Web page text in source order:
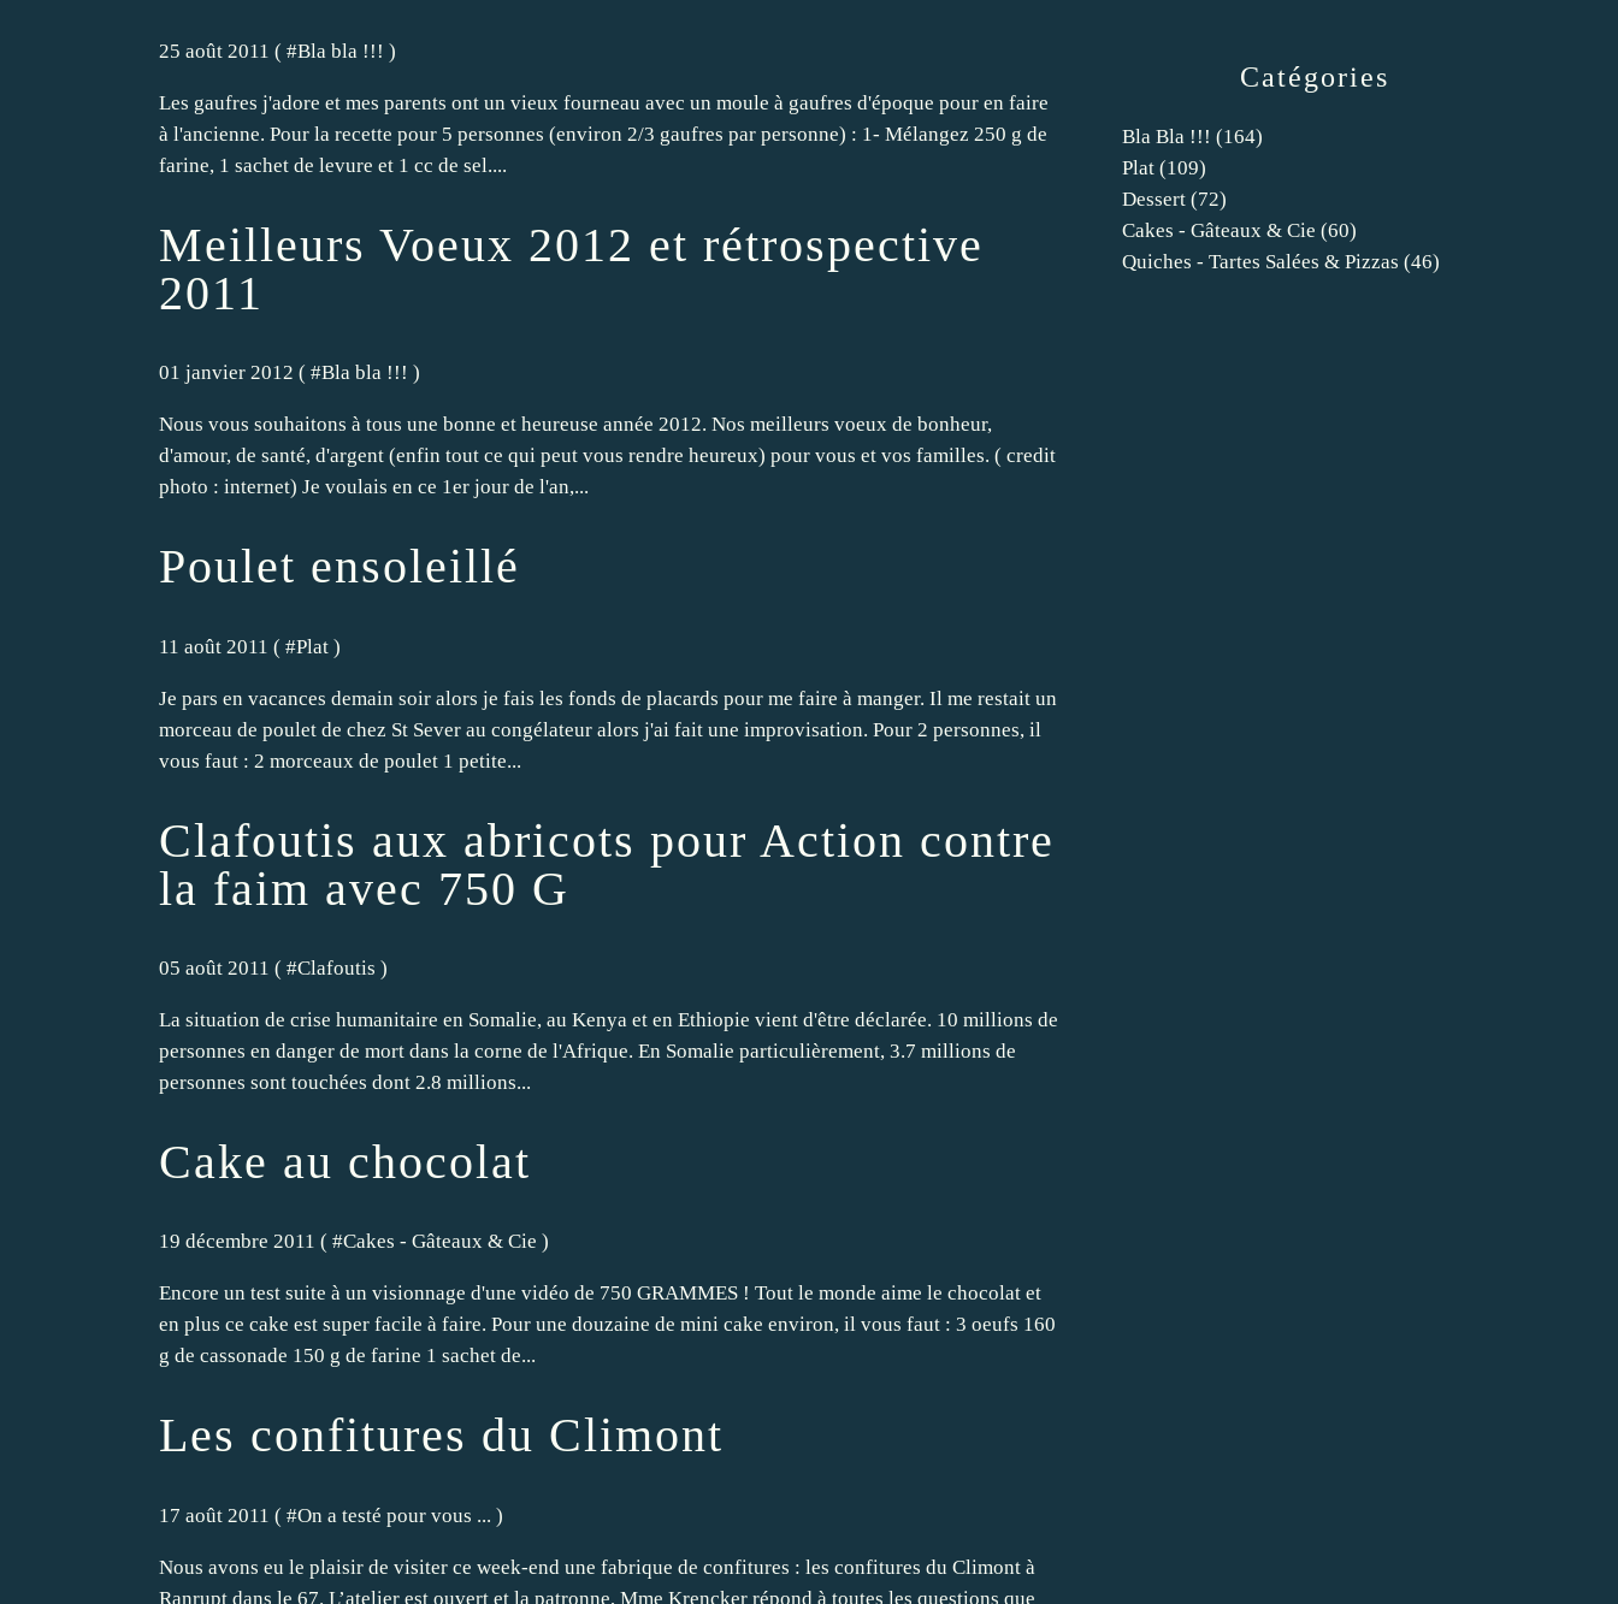
25 août 2011 ( #Bla bla !!! )
Les gaufres j'adore et mes parents ont un vieux fourneau avec un moule à gaufres d'époque pour en faire
à l'ancienne. Pour la recette pour 5 personnes (environ 2/3 gaufres par personne) : 1- Mélangez 250 g de
farine, 1 sachet de levure et 1 cc de sel....
Meilleurs Voeux 2012 et rétrospective
2011
01 janvier 2012 ( #Bla bla !!! )
Nous vous souhaitons à tous une bonne et heureuse année 2012. Nos meilleurs voeux de bonheur,
d'amour, de santé, d'argent (enfin tout ce qui peut vous rendre heureux) pour vous et vos familles. ( credit
photo : internet) Je voulais en ce 1er jour de l'an,...
Poulet ensoleillé
11 août 2011 ( #Plat )
Je pars en vacances demain soir alors je fais les fonds de placards pour me faire à manger. Il me restait un
morceau de poulet de chez St Sever au congélateur alors j'ai fait une improvisation. Pour 2 personnes, il
vous faut : 2 morceaux de poulet 1 petite...
Clafoutis aux abricots pour Action contre
la faim avec 750 G
05 août 2011 ( #Clafoutis )
La situation de crise humanitaire en Somalie, au Kenya et en Ethiopie vient d'être déclarée. 10 millions de
personnes en danger de mort dans la corne de l'Afrique. En Somalie particulièrement, 3.7 millions de
personnes sont touchées dont 2.8 millions...
Cake au chocolat
19 décembre 2011 ( #Cakes - Gâteaux & Cie )
Encore un test suite à un visionnage d'une vidéo de 750 GRAMMES ! Tout le monde aime le chocolat et
en plus ce cake est super facile à faire. Pour une douzaine de mini cake environ, il vous faut : 3 oeufs 160
g de cassonade 150 g de farine 1 sachet de...
Les confitures du Climont
17 août 2011 ( #On a testé pour vous ... )
Nous avons eu le plaisir de visiter ce week-end une fabrique de confitures : les confitures du Climont à
Ranrupt dans le 67. L’atelier est ouvert et la patronne, Mme Krencker répond à toutes les questions que
Catégories
Bla Bla !!! (164)
Plat (109)
Dessert (72)
Cakes - Gâteaux & Cie (60)
Quiches - Tartes Salées & Pizzas (46)